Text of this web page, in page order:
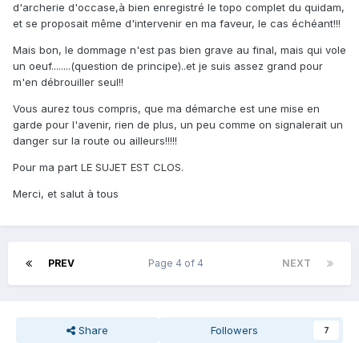
d'archerie d'occase,à bien enregistré le topo complet du quidam,
et se proposait même d'intervenir en ma faveur, le cas échéant!!!
Mais bon, le dommage n'est pas bien grave au final, mais qui vole
un oeuf........(question de principe)..et je suis assez grand pour
m'en débrouiller seul!!
Vous aurez tous compris, que ma démarche est une mise en
garde pour l'avenir, rien de plus, un peu comme on signalerait un
danger sur la route ou ailleurs!!!!!
Pour ma part LE SUJET EST CLOS.
Merci, et salut à tous
PREV NEXT
Page 4 of 4
Share Followers 7